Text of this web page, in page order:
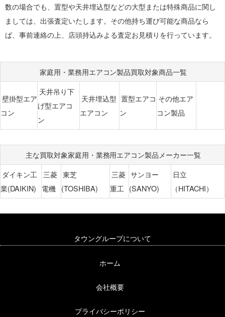
数の場合でも、置型や天井埋込型などの大型または特殊商品に関し
ましては、出張査定いたします。その他持ち運び可能な商品なら
ば、事前連絡の上、店頭持込みよる査定お見積りを行っています。
家庭用・業務用エアコン製品買取対象商品一覧
壁掛型エア
コン
天井吊り下
げ型エアコ
ン
天井埋込型
エアコン
置型エアコ
ン
その他エア
コン製品
主な買取対象家庭用・業務用エアコン製品メーカー一覧
ダイキン工
業(DAIKIN)
三菱
電機
東芝
(TOSHIBA)
三菱
重工
サンヨー
(SANYO)
日立
（HITACHI）
タウングループについて
ホーム
会社概要
プライバシーポリシー